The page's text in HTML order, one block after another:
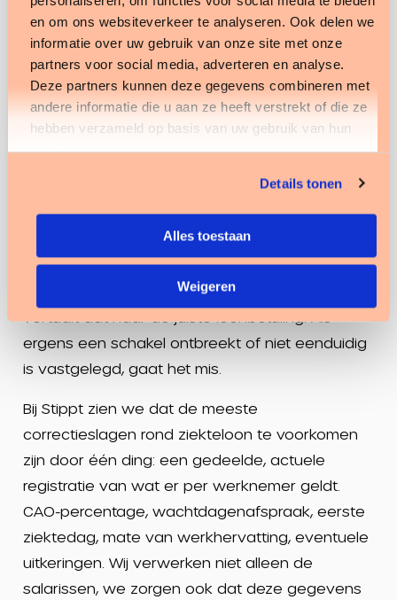
en om ons websiteverkeer te analyseren. Ook delen we
informatie over uw gebruik van onze site met onze
partners voor social media, adverteren en analyse.
Deze partners kunnen deze gegevens combineren met
andere informatie die u aan ze heeft verstrekt of die ze
hebben verzameld op basis van uw gebruik van hun
services.
Details tonen
Alles toestaan
Weigeren
van aanpak of het uitblijven van periodieke
evaluaties, kunnen dit voorkomen.
Waar HR en salaris elkaar
nodig hebben
De rode draad: bijna geen enkele complicatie zit
puur in de salarisverwerking, en bijna geen
enkele zit puur in HR. Het probleem ontstaat in
de overdracht. HR registreert het verzuim, de
afspraken en het re-integratietraject, salaris
vertaalt dat naar de juiste loonbetaling. Als
ergens een schakel ontbreekt of niet eenduidig
is vastgelegd, gaat het mis.
Bij Stippt zien we dat de meeste
correctieslagen rond ziekteloon te voorkomen
zijn door één ding: een gedeelde, actuele
registratie van wat er per werknemer geldt.
CAO-percentage, wachtdagenafspraak, eerste
ziektedag, mate van werkhervatting, eventuele
uitkeringen. Wij verwerken niet alleen de
salarissen, we zorgen ook dat deze gegevens